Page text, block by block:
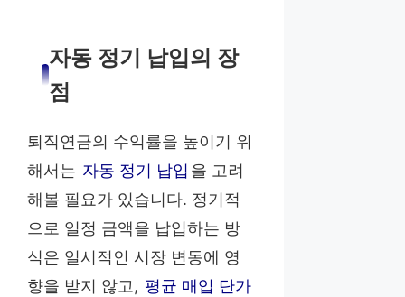
자동 정기 납입의 장
점
퇴직연금의 수익률을 높이기 위
해서는 자동 정기 납입 을 고려
해볼 필요가 있습니다. 정기적
으로 일정 금액을 납입하는 방
식은 일시적인 시장 변동에 영
향을 받지 않고, 평균 매입 단가